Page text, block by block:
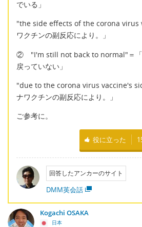
でいる」
"the side effects of the corona virus
ワクチンの副反応により。」
② "I'm still not back to normal"＝「
戻っていない」
"due to the corona virus vaccine's
ナワクチンの副反応により。」
ご参考に。
役に立った
回答したアンカーのサイト
DMM英会話
Kogachi OSAKA
日本